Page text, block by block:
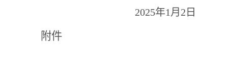
2025年1月2日
附件